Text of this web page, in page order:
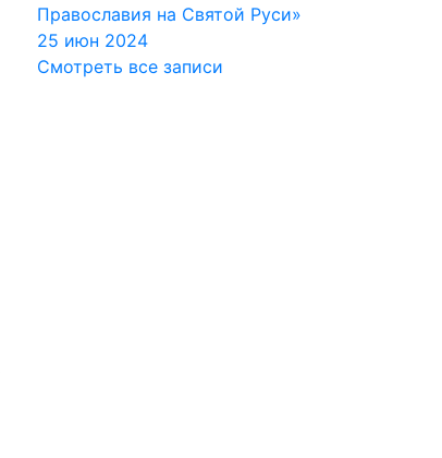
Православия на Святой Руси»
25 июн 2024
Смотреть все записи